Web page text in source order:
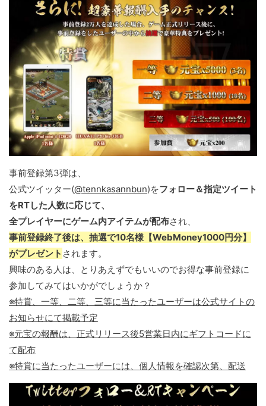
事前登録第3弾は、
公式ツイッター(@tennkasannbun)をフォロー＆指定ツイート
をRTした人数に応じて、
全プレイヤーにゲーム内アイテムが配布され、
事前登録終了後は、抽選で10名様【WebMoney1000円分】
がプレゼント されます。
興味のある人は、とりあえずでもいいのでお得な事前登録に
参加してみてはいかがでしょうか？
※特賞、一等、二等、三等に当たったユーザーは公式サイトの
お知らせにて掲載予定
※元宝の報酬は、正式リリース後5営業日内にギフトコードに
て配布
※特賞に当たったユーザーには、個人情報を確認次第、配送